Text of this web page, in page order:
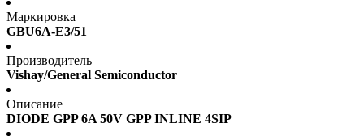
Маркировка
GBU6A-E3/51
Производитель
Vishay/General Semiconductor
Описание
DIODE GPP 6A 50V GPP INLINE 4SIP